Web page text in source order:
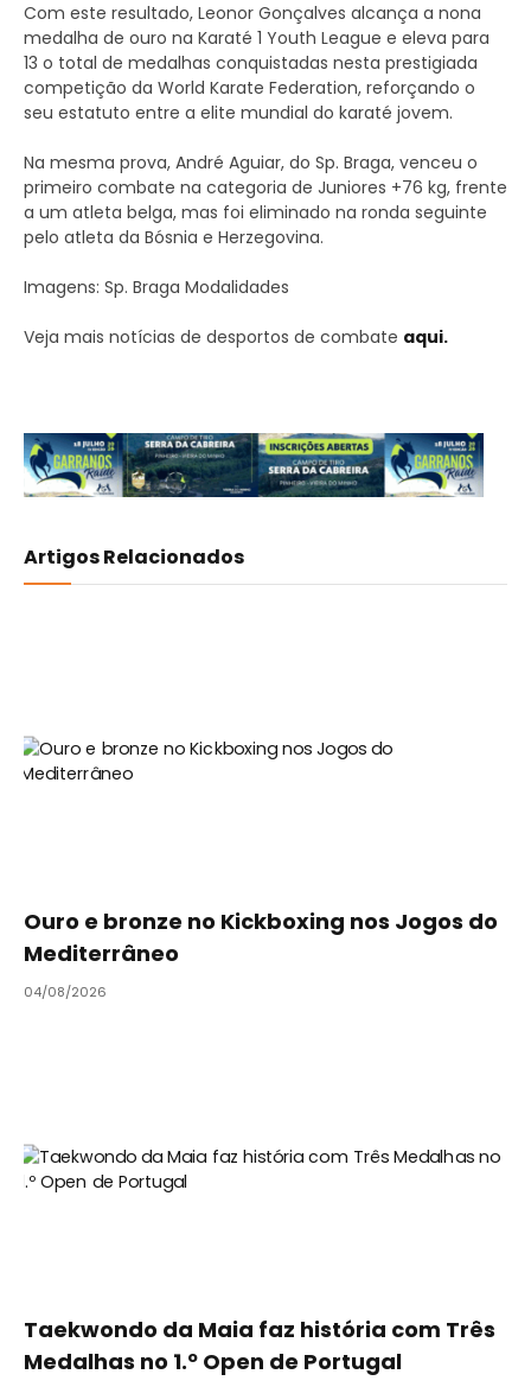
Com este resultado, Leonor Gonçalves alcança a nona
medalha de ouro na Karaté 1 Youth League e eleva para
13 o total de medalhas conquistadas nesta prestigiada
competição da World Karate Federation, reforçando o
seu estatuto entre a elite mundial do karaté jovem.
Na mesma prova, André Aguiar, do Sp. Braga, venceu o
primeiro combate na categoria de Juniores +76 kg, frente
a um atleta belga, mas foi eliminado na ronda seguinte
pelo atleta da Bósnia e Herzegovina.
Imagens: Sp. Braga Modalidades
Veja mais notícias de desportos de combate aqui.
Artigos Relacionados
Ouro e bronze no Kickboxing nos Jogos do
Mediterrâneo
04/08/2026
Taekwondo da Maia faz história com Três
Medalhas no 1.º Open de Portugal